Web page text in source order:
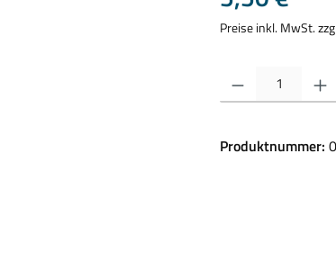
Preise inkl. MwSt.
Produkt Anzahl:
Produktnummer: